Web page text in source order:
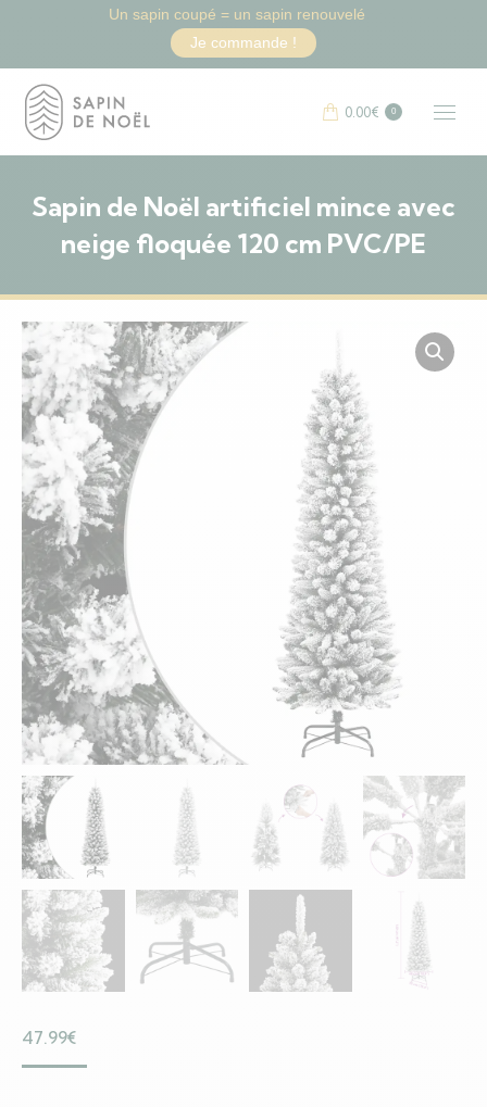
0.00€ 0
Sapin de Noël artificiel mince avec
neige floquée 120 cm PVC/PE
47.99€
Un sapin coupé = un sapin renouvelé
Je commande !